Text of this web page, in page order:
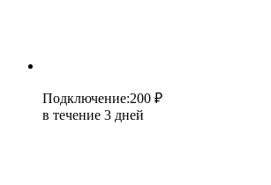
Подключение:200 ₽
в течение 3 дней